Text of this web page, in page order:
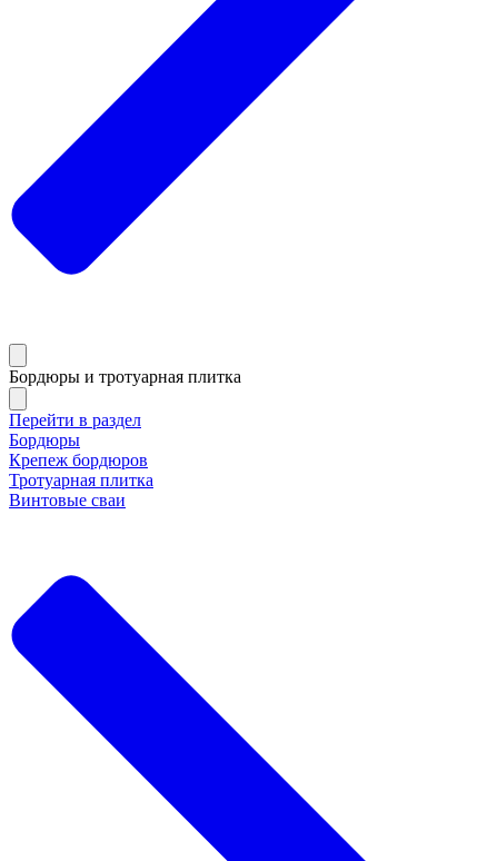
Бордюры и тротуарная плитка
Перейти в раздел
Бордюры
Крепеж бордюров
Тротуарная плитка
Винтовые сваи